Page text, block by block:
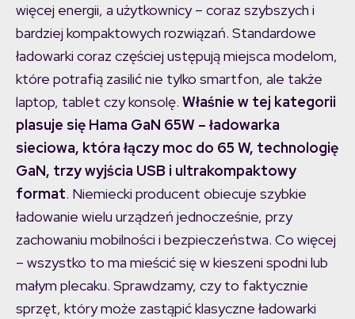
więcej energii, a użytkownicy – coraz szybszych i
bardziej kompaktowych rozwiązań. Standardowe
ładowarki coraz częściej ustępują miejsca modelom,
które potrafią zasilić nie tylko smartfon, ale także
laptop, tablet czy konsolę. Właśnie w tej kategorii
plasuje się Hama GaN 65W – ładowarka
sieciowa, która łączy moc do 65 W, technologię
GaN, trzy wyjścia USB i ultrakompaktowy
format. Niemiecki producent obiecuje szybkie
ładowanie wielu urządzeń jednocześnie, przy
zachowaniu mobilności i bezpieczeństwa. Co więcej
– wszystko to ma mieścić się w kieszeni spodni lub
małym plecaku. Sprawdzamy, czy to faktycznie
sprzęt, który może zastąpić klasyczne ładowarki